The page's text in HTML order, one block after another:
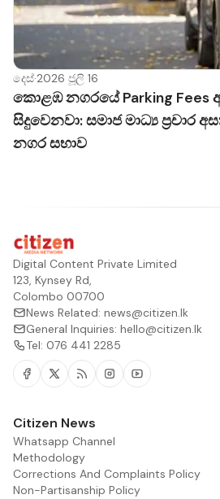
දෙස්·2026 ජූලි 16
කොළඹ නගරයේ Parking Fees
සිදුවෙනවා: සමාජ මාධ්‍ය ප්‍රචාර
නගර සභාව
Digital Content Private Limited
123, Kynsey Rd,
Colombo 00700
News Related: news@citizen.lk
General Inquiries: hello@citizen.lk
Tel: 076 441 2285
Facebook
Twitter
RSS InstagramYoutube
Citizen News
Whatsapp Channel
Methodology
Corrections And Complaints Policy
Non-Partisanship Policy